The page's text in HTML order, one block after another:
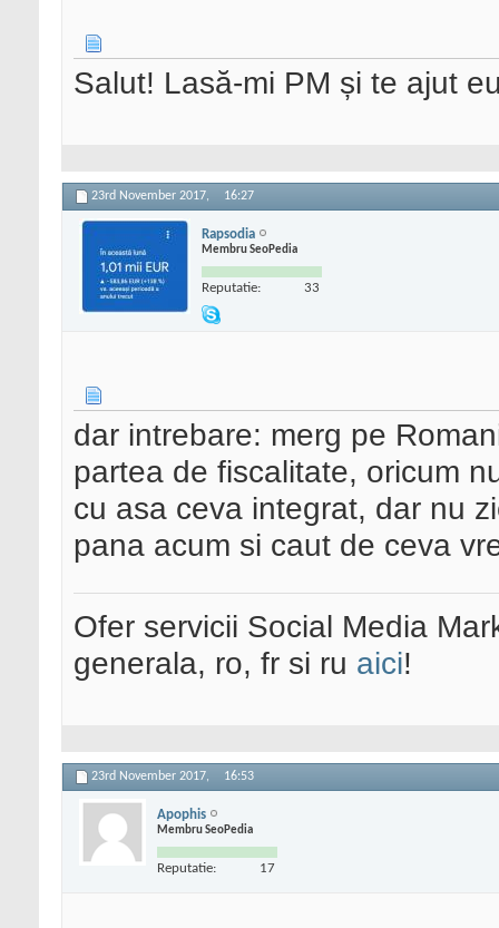
Salut! Lasă-mi PM și te ajut
23rd November 2017, 16:27
Rapsodia
Membru SeoPedia
Reputatie: 33
dar intrebare: merg pe
partea de fiscalitate, oricum
cu asa ceva integrat, dar nu
pana acum si caut de ceva
Ofer servicii Social Media
generala, ro, fr si ru aici!
23rd November 2017, 16:53
Apophis
Membru SeoPedia
Reputatie: 17